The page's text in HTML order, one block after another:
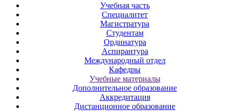
Учебная часть
Специалитет
Магистратура
Студентам
Ординатура
Аспирантура
Международный отдел
Кафедры
Учебные материалы
Дополнительное образование
Аккредитация
Дистанционное образование